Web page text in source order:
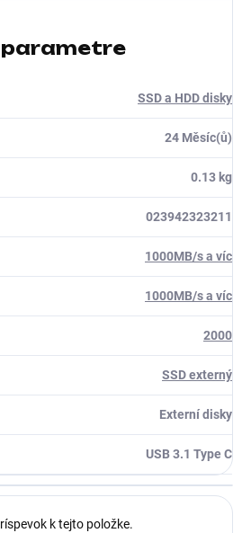
SSD a HDD disky
24 Měsíc(ů)
0.13 kg
023942323211
1000MB/s a víc
1000MB/s a víc
2000
SSD externý
Externí disky
USB 3.1 Type C
k tejto položke.